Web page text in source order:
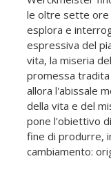
le oltre sette ore
esplora e
espressiva del
vita, la miseria
promessa
allora l'abissale
della vita e del
pone l'obiettivo
fine di produrre,
cambiamento: